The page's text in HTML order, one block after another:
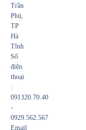
Trần
Phú,
TP
Hà
Tĩnh
Số
điện
thoại
:
091320.70.40
-
0929.562.567
Email